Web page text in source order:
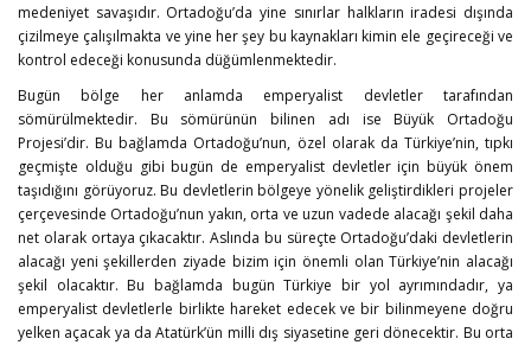
medeniyet savaşıdır. Ortadoğu’da yine sınırlar halkların iradesi dışında
çizilmeye çalışılmakta ve yine her şey bu kaynakları kimin ele geçireceği ve
kontrol edeceği konusunda düğümlenmektedir.
Bugün bölge her anlamda emperyalist devletler tarafından
sömürülmektedir. Bu sömürünün bilinen adı ise Büyük Ortadoğu
Projesi’dir. Bu bağlamda Ortadoğu’nun, özel olarak da Türkiye’nin, tıpkı
geçmişte olduğu gibi bugün de emperyalist devletler için büyük önem
taşıdığını görüyoruz. Bu devletlerin bölgeye yönelik geliştirdikleri projeler
çerçevesinde Ortadoğu’nun yakın, orta ve uzun vadede alacağı şekil daha
net olarak ortaya çıkacaktır. Aslında bu süreçte Ortadoğu’daki devletlerin
alacağı yeni şekillerden ziyade bizim için önemli olan Türkiye’nin alacağı
şekil olacaktır. Bu bağlamda bugün Türkiye bir yol ayrımındadır, ya
emperyalist devletlerle birlikte hareket edecek ve bir bilinmeyene doğru
yelken açacak ya da Atatürk’ün milli dış siyasetine geri dönecektir. Bu orta